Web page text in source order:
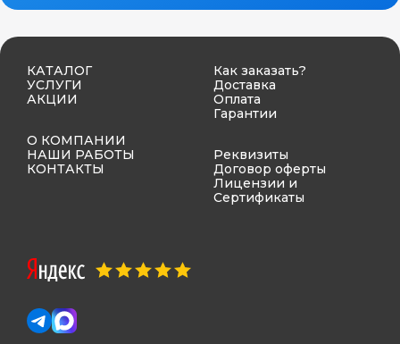
КАТАЛОГ
УСЛУГИ
АКЦИИ
О КОМПАНИИ
НАШИ РАБОТЫ
КОНТАКТЫ
Как заказать?
Доставка
Оплата
Гарантии
Реквизиты
Договор оферты
Лицензии и
Сертификаты